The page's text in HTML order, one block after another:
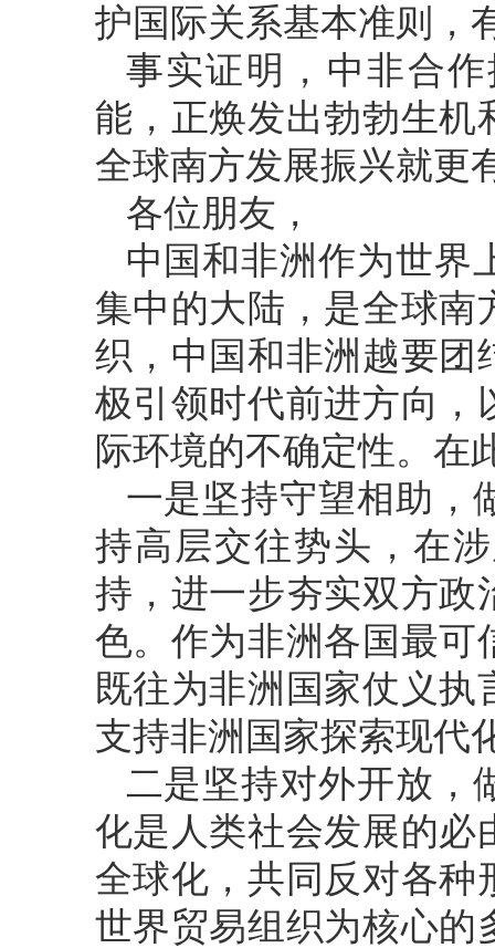
护国际关系基本准则，
事实证明，中非合
能，正焕发出勃勃生机
全球南方发展振兴就更
各位朋友，
中国和非洲作为世界
集中的大陆，是全球南
织，中国和非洲越要团
极引领时代前进方向，
际环境的不确定性。在
一是坚持守望相助，
持高层交往势头，在
持，进一步夯实双方政
色。作为非洲各国最可
既往为非洲国家仗义
支持非洲国家探索现代
二是坚持对外开放，
化是人类社会发展的必
全球化，共同反对各种
世界贸易组织为核心的